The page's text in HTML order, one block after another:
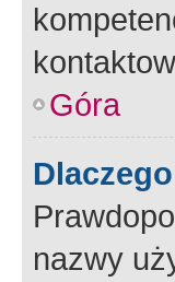
Góra
nazwy